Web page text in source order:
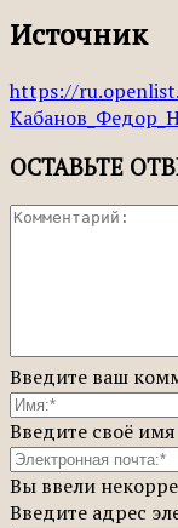
Источник
https://
ОСТАВЬТЕ
Введите ваш
Введите своё имя
Вы ввели
Введите адрес